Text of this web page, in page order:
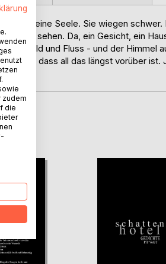
deine Seele. Sie wiegen
sie sehen. Da, ein Gesicht, ein
Feld und Fluss - und der Himmel
weißt, dass all das längst vorüber ist.
zudem
die